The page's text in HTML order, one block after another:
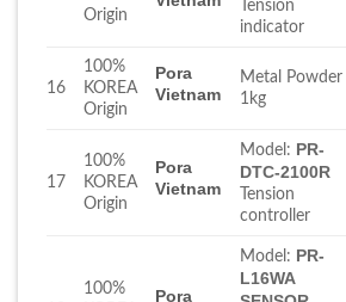
Origin
Tension
indicator
16
100%
KOREA
Origin
Pora
Vietnam
Metal Powder
1kg
17
100%
KOREA
Origin
Pora
Vietnam
Model: PR-
DTC-2100R
Tension
controller
100%
Pora
Model: PR-
L16WA